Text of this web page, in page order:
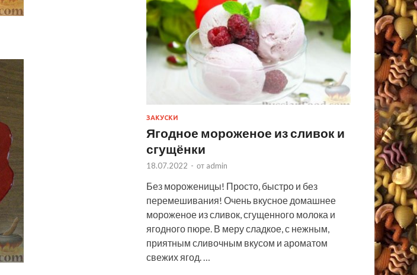
ЗАКУСКИ
Ягодное мороженое из сливок и
сгущёнки
18.07.2022 - от admin
Без мороженицы! Просто, быстро и без
перемешивания! Очень вкусное домашнее
мороженое из сливок, сгущенного молока и
ягодного пюре. В меру сладкое, с нежным,
приятным сливочным вкусом и ароматом
свежих ягод. …